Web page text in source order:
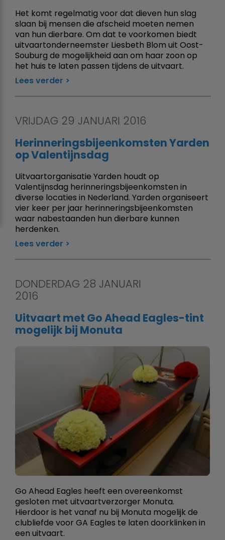
Het komt regelmatig voor dat dieven hun slag
slaan bij mensen die afscheid moeten nemen
van hun dierbare. Om dat te voorkomen biedt
uitvaartonderneemster Liesbeth Blom uit Oost-
Souburg de mogelijkheid aan om haar zoon op
het huis te laten passen tijdens de uitvaart.
Lees verder
VRIJDAG 29 JANUARI 2016
Herinneringsbijeenkomsten Yarden
op Valentijnsdag
Uitvaartorganisatie Yarden houdt op
Valentijnsdag herinneringsbijeenkomsten in
diverse locaties in Nederland. Yarden organiseert
vier keer per jaar herinneringsbijeenkomsten
waar nabestaanden hun dierbare kunnen
herdenken.
Lees verder
DONDERDAG 28 JANUARI
2016
Uitvaart met Go Ahead Eagles-tint
mogelijk bij Monuta
Go Ahead Eagles heeft een overeenkomst
gesloten met uitvaartverzorger Monuta.
Hierdoor is het vanaf nu bij Monuta mogelijk de
clubliefde voor GA Eagles te laten doorklinken in
een uitvaart.